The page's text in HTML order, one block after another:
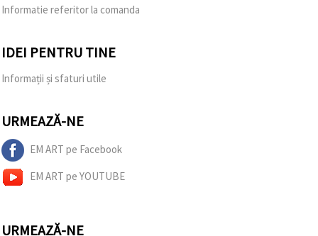
Informatie referitor la comanda
IDEI PENTRU TINE
Informații și sfaturi utile
URMEAZĂ-NE
EM ART pe Facebook
EM ART pe YOUTUBE
URMEAZĂ-NE